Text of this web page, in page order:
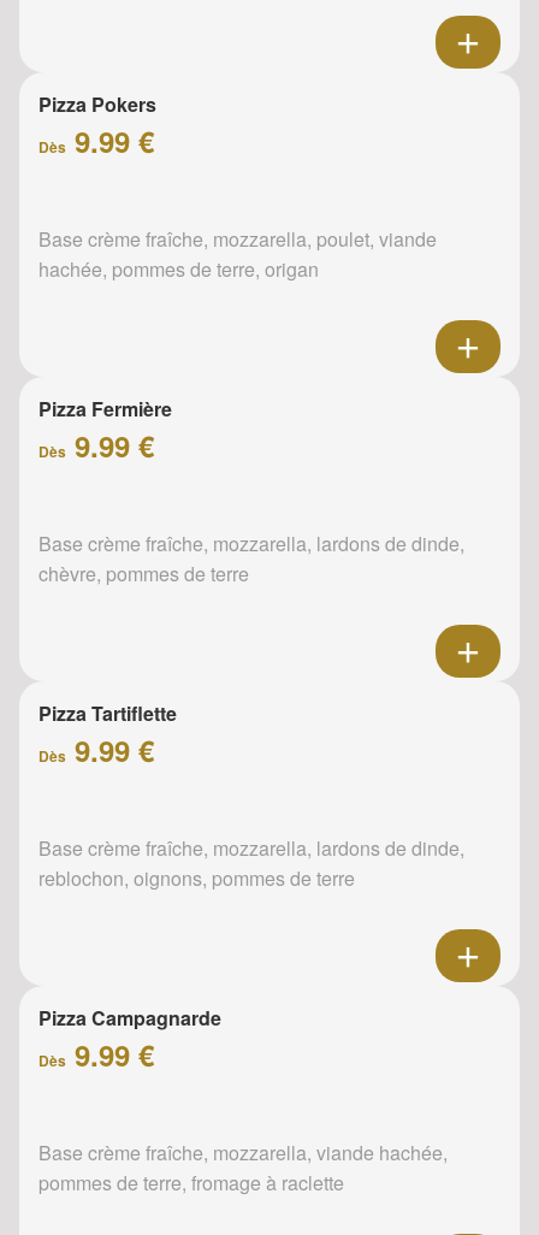
Pizza Pokers
Dès 9.99 €
Base crème fraîche, mozzarella, poulet, viande
hachée, pommes de terre, origan
Pizza Fermière
Dès 9.99 €
Base crème fraîche, mozzarella, lardons de dinde,
chèvre, pommes de terre
Pizza Tartiflette
Dès 9.99 €
Base crème fraîche, mozzarella, lardons de dinde,
reblochon, oignons, pommes de terre
Pizza Campagnarde
Dès 9.99 €
Base crème fraîche, mozzarella, viande hachée,
pommes de terre, fromage à raclette